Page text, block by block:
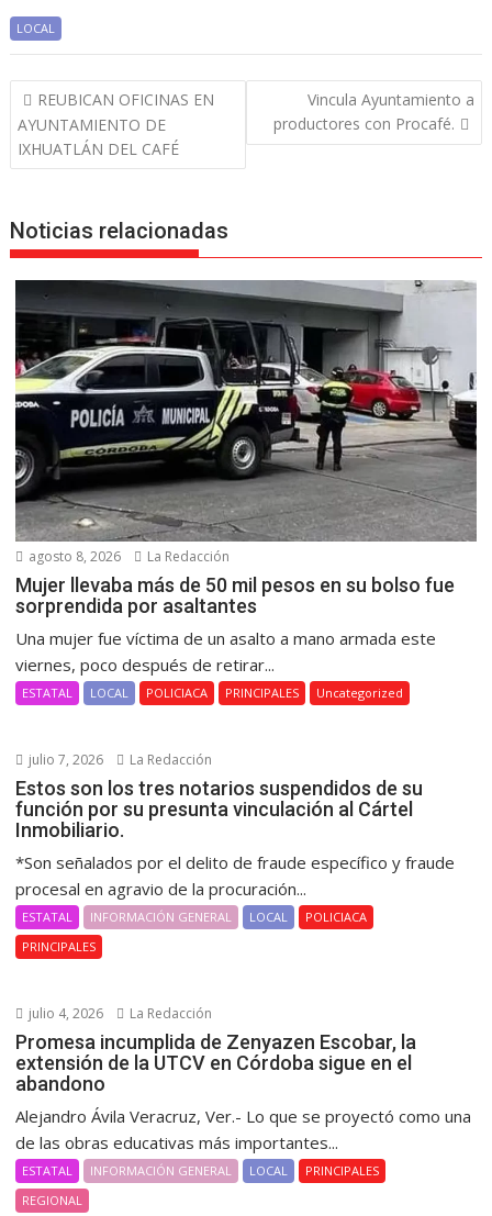
LOCAL
Navegación
de
entradas
REUBICAN OFICINAS EN
AYUNTAMIENTO DE
IXHUATLÁN DEL CAFÉ
Vincula Ayuntamiento a
productores con Procafé.
Noticias relacionadas
agosto 8, 2026 La Redacción
Mujer llevaba más de 50 mil pesos en su bolso fue
sorprendida por asaltantes
Una mujer fue víctima de un asalto a mano armada este
viernes, poco después de retirar...
ESTATAL LOCAL POLICIACA PRINCIPALES Uncategorized
julio 7, 2026 La Redacción
Estos son los tres notarios suspendidos de su
función por su presunta vinculación al Cártel
Inmobiliario.
*Son señalados por el delito de fraude específico y fraude
procesal en agravio de la procuración...
ESTATAL INFORMACIÓN GENERAL LOCAL
POLICIACA
PRINCIPALES
julio 4, 2026 La Redacción
Promesa incumplida de Zenyazen Escobar, la
extensión de la UTCV en Córdoba sigue en el
abandono
Alejandro Ávila Veracruz, Ver.- Lo que se proyectó como una
de las obras educativas más importantes...
ESTATAL INFORMACIÓN GENERAL LOCAL
PRINCIPALES
REGIONAL